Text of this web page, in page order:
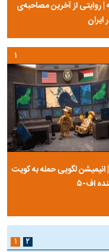
| روایتی از آخرین مصاحبه‌ی
ایران
انیمیشن لگویی حمله به کویت
اف-۵
۱
۱ ۲